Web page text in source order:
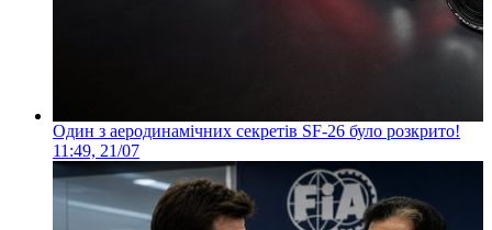
Один з аеродинамічних секретів SF-26 було розкрито!
11:49, 21/07